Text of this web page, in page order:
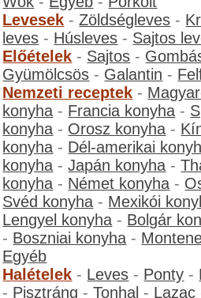
Levesek -Zöldségleves -
leves - Húsleves - Sajtos
Előételek - Sajtos -
Gyümölcsös - Galantin -
Nemzeti receptek -
konyha - Francia konyha -
konyha - Orosz konyha -
konyha - Dél-amerikai
konyha -Japán konyha -
konyha - Német konyha -
Svéd konyha - Mexikói
Lengyel konyha - Bolgár
- Boszniai konyha -
Egyéb
Halételek - Leves - Ponty -
- Pisztráng -Tonhal - Lazac